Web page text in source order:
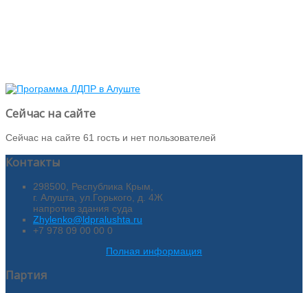
Сейчас на сайте
Сейчас на сайте 61 гость и нет пользователей
Контакты
298500, Республика Крым,
г. Алушта, ул.Горького, д. 4Ж
напротив здания суда
Zhylenko@ldpralushta.ru
+7 978 09 00 00 0
Полная информация
Партия